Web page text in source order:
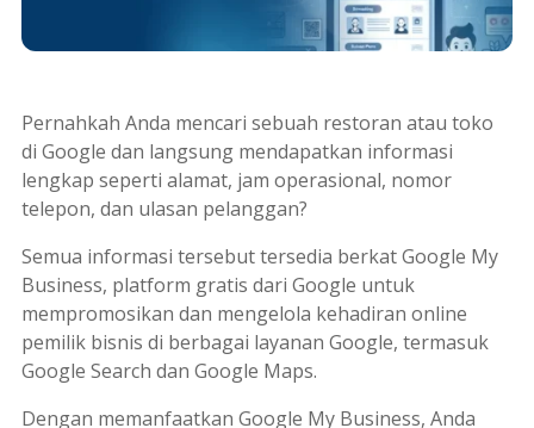
Pernahkah Anda mencari sebuah restoran atau toko
di Google dan langsung mendapatkan informasi
lengkap seperti alamat, jam operasional, nomor
telepon, dan ulasan pelanggan?
Semua informasi tersebut tersedia berkat Google My
Business, platform gratis dari Google untuk
mempromosikan dan mengelola kehadiran online
pemilik bisnis di berbagai layanan Google, termasuk
Google Search dan Google Maps.
Dengan memanfaatkan Google My Business, Anda